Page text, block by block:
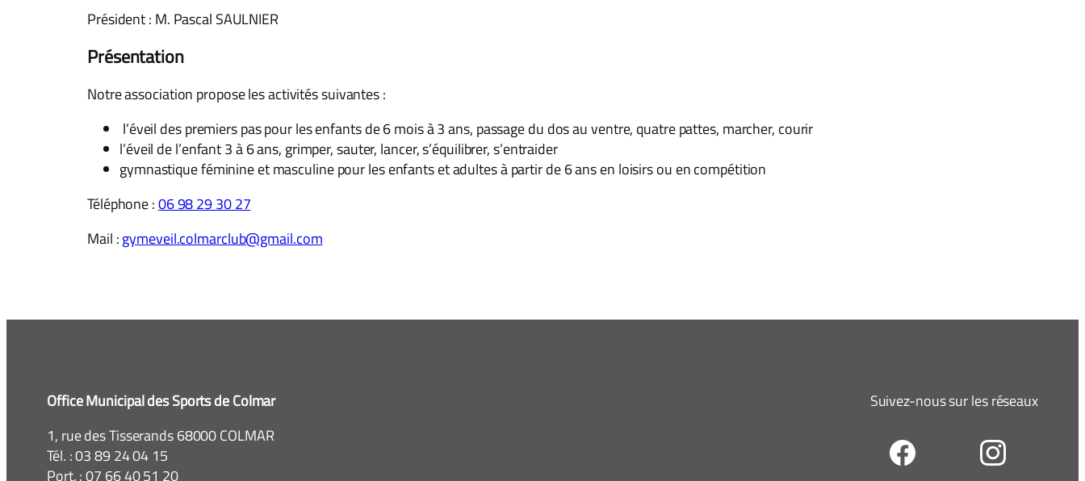
Président : M. Pascal SAULNIER
Présentation
Notre association propose les activités suivantes :
l’éveil des premiers pas pour les enfants de 6 mois à 3 ans, passage du dos au ventre, quatre pattes, marcher, courir
l’éveil de l’enfant 3 à 6 ans, grimper, sauter, lancer, s’équilibrer, s’entraider
gymnastique féminine et masculine pour les enfants et adultes à partir de 6 ans en loisirs ou en compétition
Téléphone :06 98 29 30 27
Mail :gymeveil.colmarclub@gmail.com
Office Municipal des Sports de Colmar
1, rue des Tisserands 68000 COLMAR
Tél. : 03 89 24 04 15
Port. : 07 66 40 51 20
Suivez-nous sur les réseaux